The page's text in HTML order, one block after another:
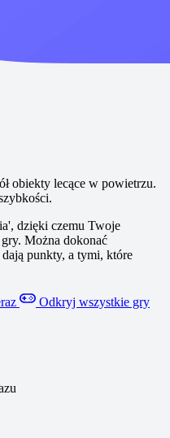
obiekty lecące w powietrzu.
dzięki czemu Twoje
Można dokonać
punkty, a tymi, które
Odkryj wszystkie gry